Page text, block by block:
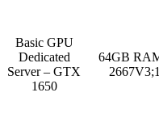
Basic GPU
Dedicated
Server – GTX
1650
64GB